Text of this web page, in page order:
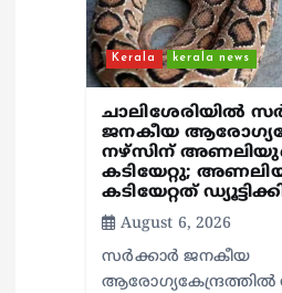
Kerala kerala news
ചാലിശേരിയില്‍
ജനകീയ
നഴ്സിന്
കടിയേറ്റു;
കടിയേറ്റത്
August 6, 2026
സര്‍ക്കാര്‍ ജനകീയ
ആരോഗ്യകേന്ദ്രത്തില്‍